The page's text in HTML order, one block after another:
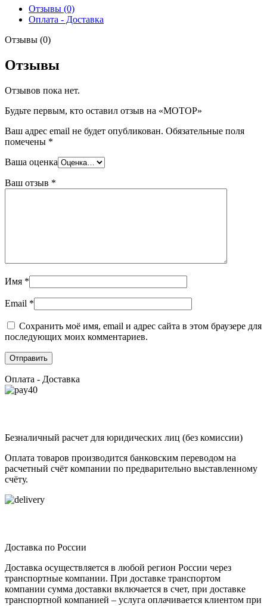
Отзывы (0)
Оплата - Доставка
Отзывы (0)
Отзывы
Отзывов пока нет.
Будьте первым, кто оставил отзыв на «МОТОР»
Ваш адрес email не будет опубликован. Обязательные поля
помечены *
Ваша оценка
Ваш отзыв *
Имя *
Email *
Сохранить моё имя, email и адрес сайта в этом браузере для
последующих моих комментариев.
Оплата - Доставка
Безналичный расчет для юридических лиц (без комиссии)
Оплата товаров производится банковским переводом на
расчетный счёт компании по предварительно выставленному
счёту.
Доставка по России
Доставка осуществляется в любой регион России через
транспортные компании. При доставке транспортом
компании сумма доставки включается в счет, при доставке
транспортной компанией – услуга оплачивается клиентом при